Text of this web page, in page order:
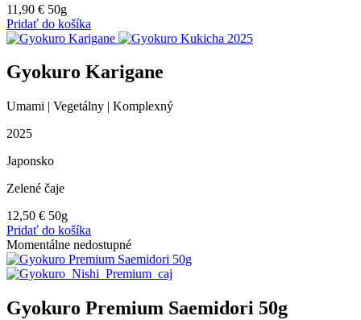
11,90 € 50g
Pridať do košíka
Gyokuro Karigane
Umami | Vegetálny | Komplexný
2025
Japonsko
Zelené čaje
12,50 € 50g
Pridať do košíka
Momentálne nedostupné
Gyokuro Premium Saemidori 50g